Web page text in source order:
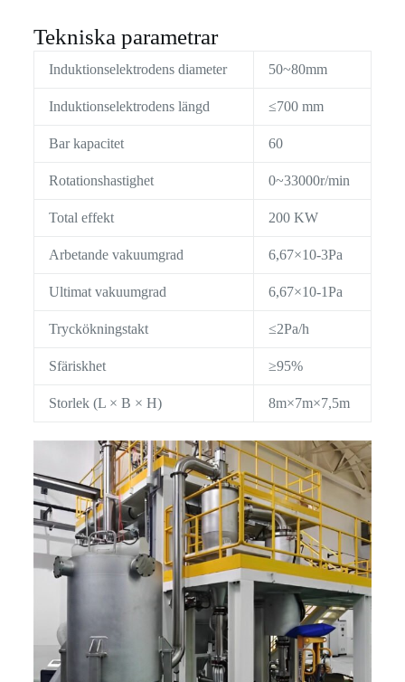
Tekniska parametrar
Induktionselektrodens diameter 50~80mm
Induktionselektrodens längd ≤700 mm
Bar kapacitet 60
Rotationshastighet 0~33000r/min
Total effekt 200 KW
Arbetande vakuumgrad 6,67×10-3Pa
Ultimat vakuumgrad 6,67×10-1Pa
Tryckökningstakt ≤2Pa/h
Sfäriskhet ≥95%
Storlek (L × B × H) 8m×7m×7,5m